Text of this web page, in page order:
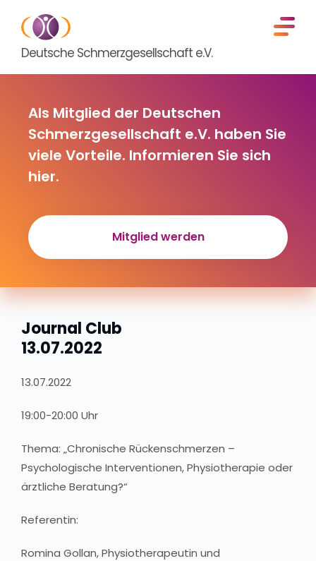
Deutsche Schmerzgesellschaft e.V.
Als Mitglied der Deutschen
Schmerzgesellschaft e.V. haben Sie
viele Vorteile. Informieren Sie sich
hier.
Mitglied werden
Journal Club
13.07.2022
13.07.2022
19:00-20:00 Uhr
Thema: „Chronische Rückenschmerzen –
Psychologische Interventionen, Physiotherapie oder
ärztliche Beratung?“
Referentin:
Romina Gollan, Physiotherapeutin und